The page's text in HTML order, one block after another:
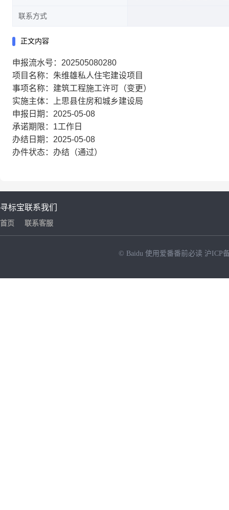
联系方式
正文内容
申报流水号：202505080280
项目名称：朱维雄私人住宅建设项目
事项名称：建筑工程施工许可（变更）
实施主体：上思县住房和城乡建设局
申报日期：2025-05-08
承诺期限：1工作日
办结日期：2025-05-08
办件状态：办结（通过）
寻标宝
首页
联系我们
联系客服
© Baidu 使用爱番番前必读 沪ICP